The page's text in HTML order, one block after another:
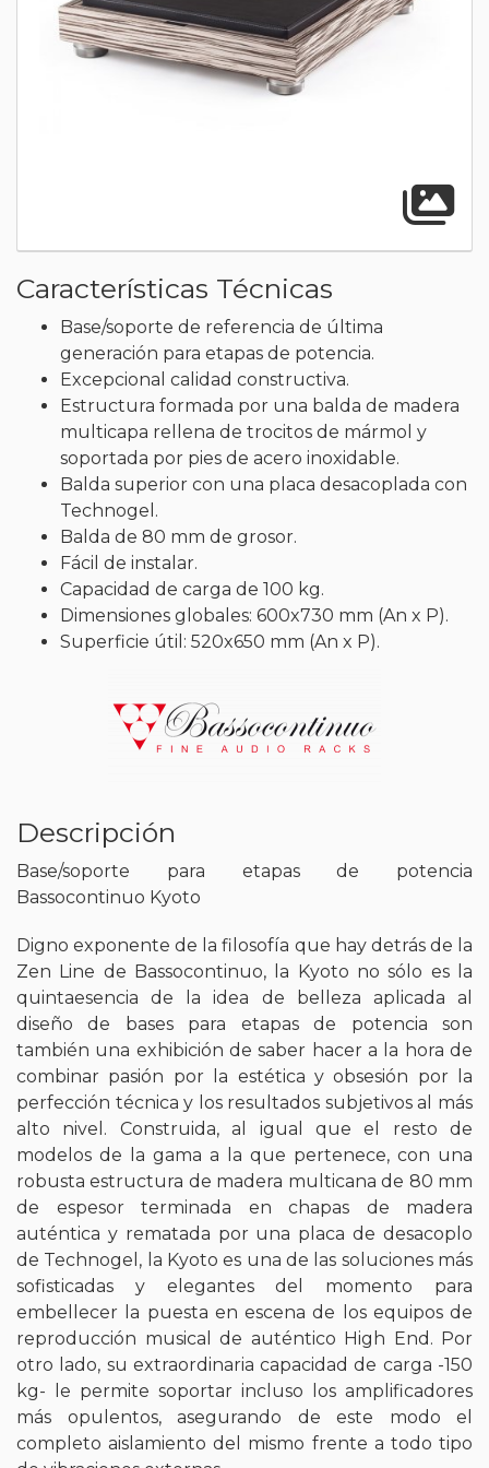
Características Técnicas
Base/soporte de referencia de última
generación para etapas de potencia.
Excepcional calidad constructiva.
Estructura formada por una balda de madera
multicapa rellena de trocitos de mármol y
soportada por pies de acero inoxidable.
Balda superior con una placa desacoplada con
Technogel.
Balda de 80 mm de grosor.
Fácil de instalar.
Capacidad de carga de 100 kg.
Dimensiones globales: 600x730 mm (An x P).
Superficie útil: 520x650 mm (An x P).
Descripción
Base/soporte para etapas de potencia
Bassocontinuo Kyoto
Digno exponente de la filosofía que hay detrás de la
Zen Line de Bassocontinuo, la Kyoto no sólo es la
quintaesencia de la idea de belleza aplicada al
diseño de bases para etapas de potencia son
también una exhibición de saber hacer a la hora de
combinar pasión por la estética y obsesión por la
perfección técnica y los resultados subjetivos al más
alto nivel. Construida, al igual que el resto de
modelos de la gama a la que pertenece, con una
robusta estructura de madera multicana de 80 mm
de espesor terminada en chapas de madera
auténtica y rematada por una placa de desacoplo
de Technogel, la Kyoto es una de las soluciones más
sofisticadas y elegantes del momento para
embellecer la puesta en escena de los equipos de
reproducción musical de auténtico High End. Por
otro lado, su extraordinaria capacidad de carga -150
kg- le permite soportar incluso los amplificadores
más opulentos, asegurando de este modo el
completo aislamiento del mismo frente a todo tipo